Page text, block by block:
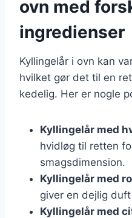
ovn med
ingredienser
Kyllingelår i ovn kan
hvilket gør det til en
kedelig. Her er nogle
Kyllingelår med
hvidløg til retten
smagsdimension.
Kyllingelår med
giver en dejlig
Kyllingelår med